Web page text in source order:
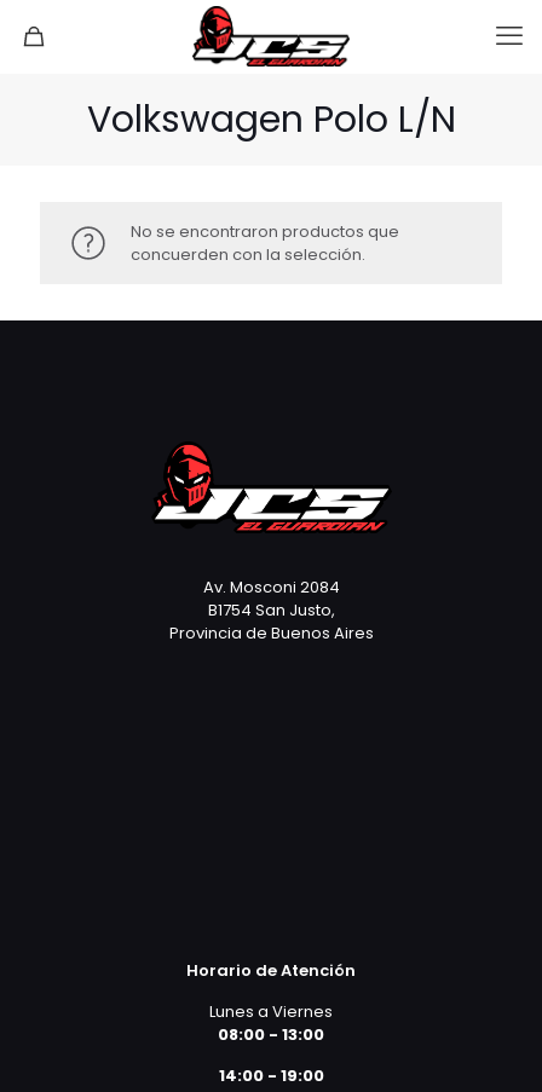
Volkswagen Polo L/N
No se encontraron productos que
concuerden con la selección.
Av. Mosconi 2084
B1754 San Justo,
Provincia de Buenos Aires
Horario de Atención
Lunes a Viernes
08:00 - 13:00
14:00 - 19:00